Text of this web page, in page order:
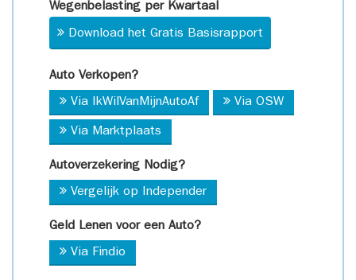
Wegenbelasting per Kwartaal
Download het Gratis Basisrapport
Auto Verkopen?
Via IkWilVanMijnAutoAf Via OSW
Via Marktplaats
Autoverzekering Nodig?
Vergelijk op Independer
Geld Lenen voor een Auto?
Via Findio